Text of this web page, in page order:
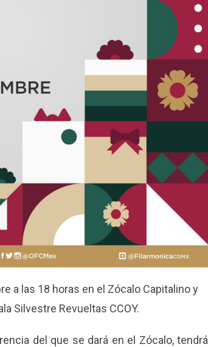
a las 18 horas en el Zócalo Capitalino y
Silvestre Revueltas CCOY.
del que se dará en el Zócalo, tendrá